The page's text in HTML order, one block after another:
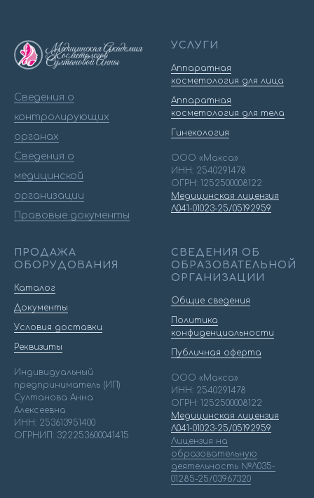
Сведения о
контролирующих
органах
Сведения о
медицинской
организации
Правовые документы
УСЛУГИ
Аппаратная
косметология для лица
Аппаратная
косметология для тела
Гинекология
ООО «Макса»
ИНН: 2540291478
ОГРН: 1252500008122
Медицинская лицензия
Л041-01023-25/05192959
ПРОДАЖА
ОБОРУДОВАНИЯ
Каталог
Документы
Условия доставки
Реквизиты
Индивидуальный
предприниматель (ИП)
Султанова Анна
Алексеевна
ИНН: 253613951400
ОГРНИП: 322253600041415
СВЕДЕНИЯ ОБ
ОБРАЗОВАТЕЛЬНОЙ
ОРГАНИЗАЦИИ
Общие сведения
Политика
конфиденциальности
Публичная оферта
ООО «Макса»
ИНН: 2540291478
ОГРН: 1252500008122
Медицинская лицензия
Л041-01023-25/05192959
Лицензия на
образовательную
деятельность №Л035-
01285-25/03967320